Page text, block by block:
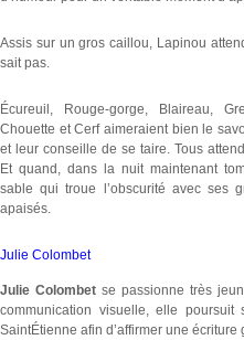
Assis sur un gros caillou, Lapinou
sait pas.
Écureuil, Rouge-gorge, Blaireau,
Chouette et Cerf aimeraient bien le
et leur conseille de se taire. Tous
Et quand, dans la nuit maintenant
sable qui troue l’obscurité avec ses
apaisés.
Julie Colombet
Julie Colombet se passionne très
communication visuelle, elle poursuit
SaintÉtienne afin d’affirmer une